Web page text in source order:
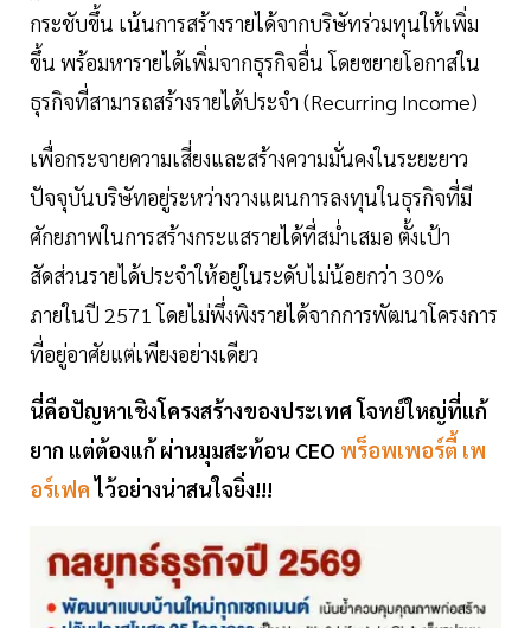
กระชับขึ้น เน้นการสร้างรายได้จากบริษัทร่วมทุนให้เพิ่ม
ขึ้น พร้อมหารายได้เพิ่มจากธุรกิจอื่น โดยขยายโอกาสใน
ธุรกิจที่สามารถสร้างรายได้ประจำ (Recurring Income)
เพื่อกระจายความเสี่ยงและสร้างความมั่นคงในระยะยาว
ปัจจุบันบริษัทอยู่ระหว่างวางแผนการลงทุนในธุรกิจที่มี
ศักยภาพในการสร้างกระแสรายได้ที่สม่ำเสมอ ตั้งเป้า
สัดส่วนรายได้ประจำให้อยู่ในระดับไม่น้อยกว่า 30%
ภายในปี 2571 โดยไม่พึ่งพิงรายได้จากการพัฒนาโครงการ
ที่อยู่อาศัยแต่เพียงอย่างเดียว
นี่คือปัญหาเชิงโครงสร้างของประเทศ โจทย์ใหญ่ที่แก้
ยาก แต่ต้องแก้ ผ่านมุมสะท้อน CEO พร็อพเพอร์ตี้ เพ
อร์เฟคไว้อย่างน่าสนใจยิ่ง!!!